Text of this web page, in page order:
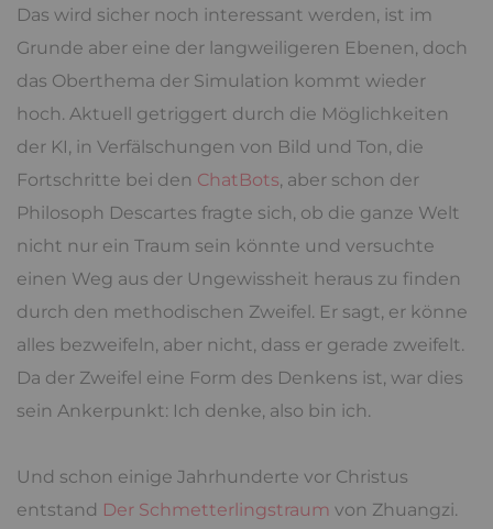
Das wird sicher noch interessant werden, ist im
Grunde aber eine der langweiligeren Ebenen, doch
das Oberthema der Simulation kommt wieder
hoch. Aktuell getriggert durch die Möglichkeiten
der KI, in Verfälschungen von Bild und Ton, die
Fortschritte bei den ChatBots, aber schon der
Philosoph Descartes fragte sich, ob die ganze Welt
nicht nur ein Traum sein könnte und versuchte
einen Weg aus der Ungewissheit heraus zu finden
durch den methodischen Zweifel. Er sagt, er könne
alles bezweifeln, aber nicht, dass er gerade zweifelt.
Da der Zweifel eine Form des Denkens ist, war dies
sein Ankerpunkt: Ich denke, also bin ich.
Und schon einige Jahrhunderte vor Christus
entstand Der Schmetterlingstraum von Zhuangzi.